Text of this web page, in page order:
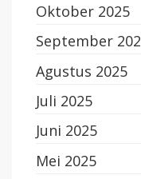
Oktober 2025
September
Agustus 2025
Juli 2025
Juni 2025
Mei 2025